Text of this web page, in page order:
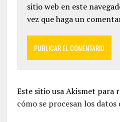
sitio web en este
vez que haga un
Este sitio usa Akismet para
cómo se procesan los